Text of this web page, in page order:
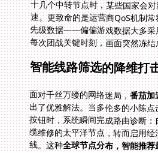
每次团战关键时刻，画面突然冻
智能线路筛选的降维打
面对千丝万缕的网络迷局，番茄加
线。这种全球节点分布，智能推荐